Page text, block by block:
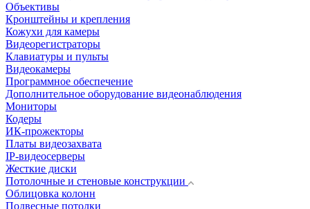
Объективы
Кронштейны и крепления
Кожухи для камеры
Видеорегистраторы
Клавиатуры и пульты
Видеокамеры
Программное обеспечение
Дополнительное оборудование видеонаблюдения
Мониторы
Кодеры
ИК-прожекторы
Платы видеозахвата
IP-видеосерверы
Жесткие диски
Потолочные и стеновые конструкции
Облицовка колонн
Подвесные потолки